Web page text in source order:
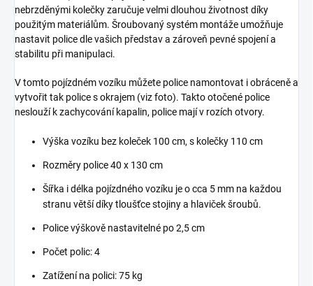
nebrzděnými kolečky zaručuje velmi dlouhou životnost díky
použitým materiálům. Šroubovaný systém montáže umožňuje
nastavit police dle vašich představ a zároveň pevné spojení a
stabilitu při manipulaci.
V tomto pojízdném vozíku můžete police namontovat i obráceně a
vytvořit tak police s okrajem (viz foto). Takto otočené police
neslouží k zachycování kapalin, police mají v rozích otvory.
Výška vozíku bez koleček 100 cm, s kolečky 110 cm
Rozměry police 40 x 130 cm
Šířka i délka pojízdného vozíku je o cca 5 mm na každou
stranu větší díky tloušťce stojiny a hlaviček šroubů.
Police výškově nastavitelné po 2,5 cm
Počet polic: 4
Zatížení na polici: 75 kg